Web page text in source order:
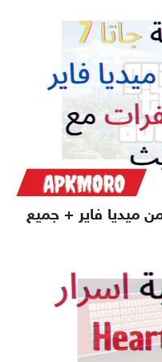
للكمبيوتر من ميديا فاير + جميع